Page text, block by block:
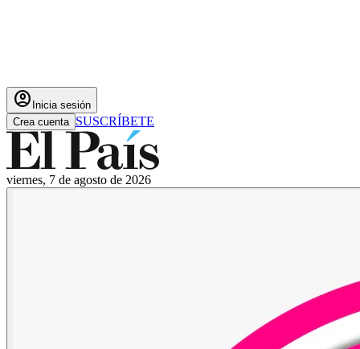
account_circle Inicia sesión
Crea cuenta SUSCRÍBETE
viernes, 7 de agosto de 2026